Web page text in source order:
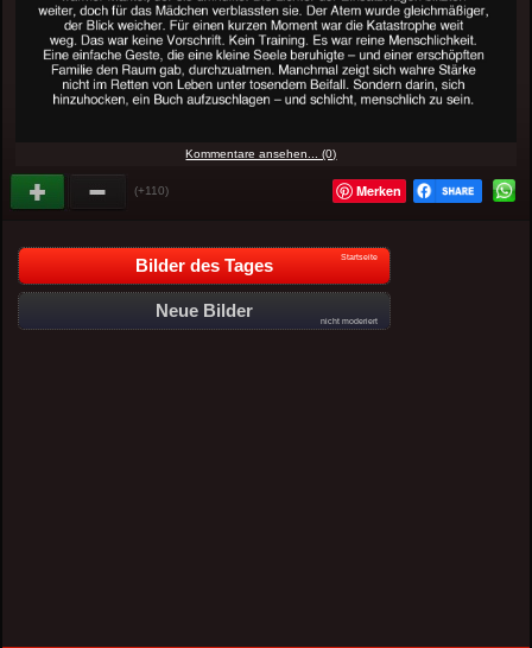
Kommentare ansehen... (0)
(+110) Merken
Bilder des Tages Startseite
Neue Bilder
nicht moderiert